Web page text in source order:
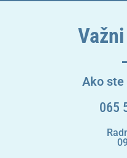
Ako ste
065